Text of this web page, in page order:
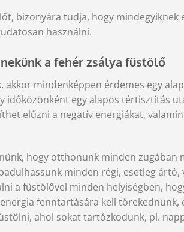
bizonyára tudja, hogy mindegyiknek
használni.
a fehér zsálya füstölő
mindenképpen érdemes egy
időközönként egy alapos tértisztítás
elűzni a negatív energiákat,
hogy otthonunk minden zugában
minden régi, esetleg ártó,
a füstölővel minden helyiségben,
fenntartására kell törekednünk,
ahol sokat tartózkodunk, pl.